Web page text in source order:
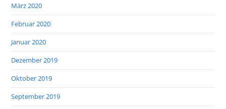
März 2020
Februar 2020
Januar 2020
Dezember 2019
Oktober 2019
September 2019